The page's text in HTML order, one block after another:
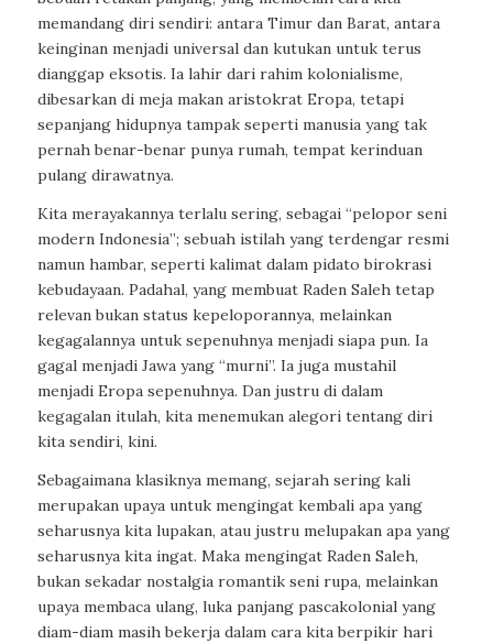
memandang diri sendiri: antara Timur dan Barat, antara
keinginan menjadi universal dan kutukan untuk terus
dianggap eksotis. Ia lahir dari rahim kolonialisme,
dibesarkan di meja makan aristokrat Eropa, tetapi
sepanjang hidupnya tampak seperti manusia yang tak
pernah benar-benar punya rumah, tempat kerinduan
pulang dirawatnya.
Kita merayakannya terlalu sering, sebagai “pelopor seni
modern Indonesia”; sebuah istilah yang terdengar resmi
namun hambar, seperti kalimat dalam pidato birokrasi
kebudayaan. Padahal, yang membuat Raden Saleh tetap
relevan bukan status kepeloporannya, melainkan
kegagalannya untuk sepenuhnya menjadi siapa pun. Ia
gagal menjadi Jawa yang “murni”. Ia juga mustahil
menjadi Eropa sepenuhnya. Dan justru di dalam
kegagalan itulah, kita menemukan alegori tentang diri
kita sendiri, kini.
Sebagaimana klasiknya memang, sejarah sering kali
merupakan upaya untuk mengingat kembali apa yang
seharusnya kita lupakan, atau justru melupakan apa yang
seharusnya kita ingat. Maka mengingat Raden Saleh,
bukan sekadar nostalgia romantik seni rupa, melainkan
upaya membaca ulang, luka panjang pascakolonial yang
diam-diam masih bekerja dalam cara kita berpikir hari